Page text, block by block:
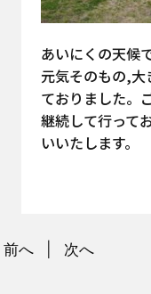
あいにくの天候
元気そのもの,
ておりました。
継続して行って
いいたします。
前へ 次へ